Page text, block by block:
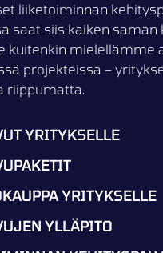
liiketoiminnan
saat siis kaiken saman
kuitenkin mielellämme
projekteissa –
riippumatta.
YRITYKSELLE
YRITYKSELLE
YLLÄPITO